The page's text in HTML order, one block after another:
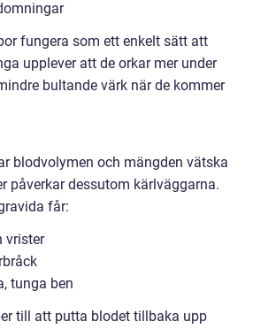
fungera som ett enkelt sätt att
upplever att de orkar mer under
bultande värk när de kommer
blodvolymen och mängden vätska
påverkar dessutom kärlväggarna.
får:
vrister
tunga ben
till att putta blodet tillbaka upp